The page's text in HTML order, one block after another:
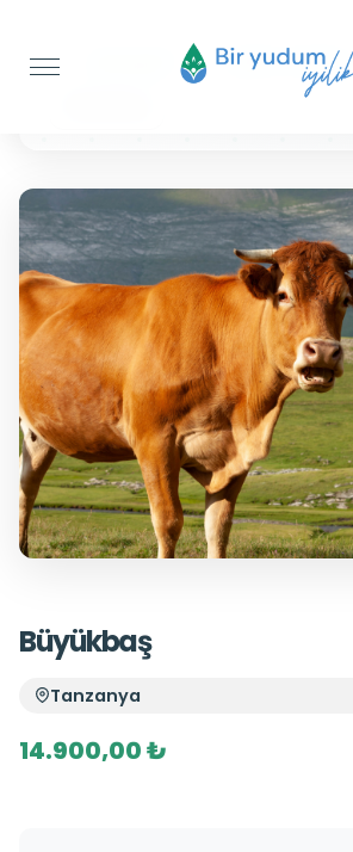
Şükür Kurbanı
Büyükbaş
Tanzanya
14.900,00 ₺